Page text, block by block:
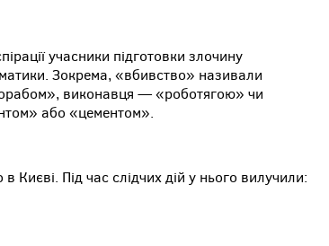
учасники підготовки злочину
Зокрема, «вбивство» називали
виконавця — «роботягою» чи
або «цементом».
Києві. Під час слідчих дій у нього вилучили: